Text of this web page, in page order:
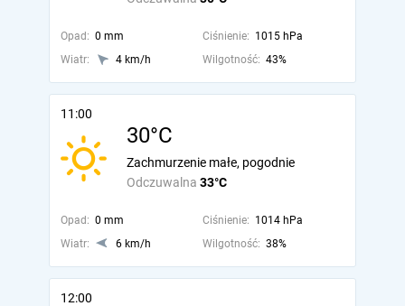
Opad: 0 mm Ciśnienie: 1015 hPa
Wiatr:
4 km/h Wilgotność: 43%
11:00
30°C
Odczuwalna 33°C
Zachmurzenie małe, pogodnie
Opad: 0 mm Ciśnienie: 1014 hPa
Wiatr:
6 km/h Wilgotność: 38%
12:00